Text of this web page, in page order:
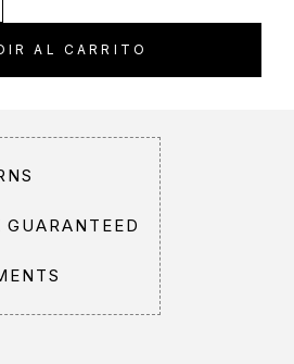
AL CARRITO